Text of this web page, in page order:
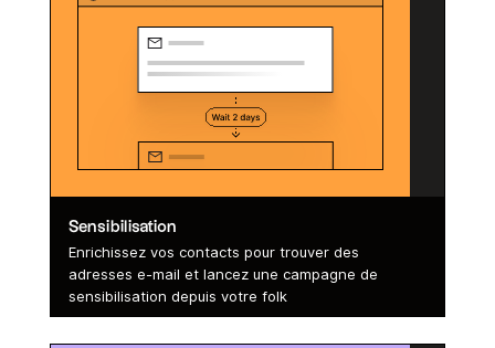
Sensibilisation
Enrichissez vos contacts pour trouver des
adresses e-mail et lancez une campagne de
sensibilisation depuis votre folk